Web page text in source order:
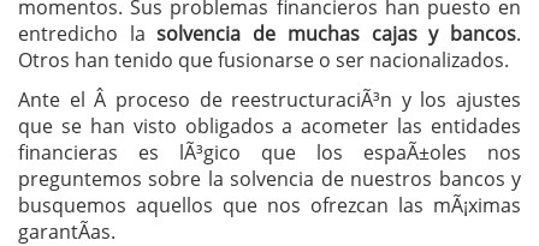
momentos. Sus problemas financieros han puesto en
entredicho lasolvencia de muchas cajas y bancos.
Otros han tenido que fusionarse o ser nacionalizados.
Ante el Â proceso de reestructuraciÃ³n y los ajustes
que se han visto obligados a acometer las entidades
financieras es lÃ³gico que los espaÃ±oles nos
preguntemos sobre la solvencia de nuestros bancos y
busquemos aquellos que nos ofrezcan las mÃ¡ximas
garantÃ­as.